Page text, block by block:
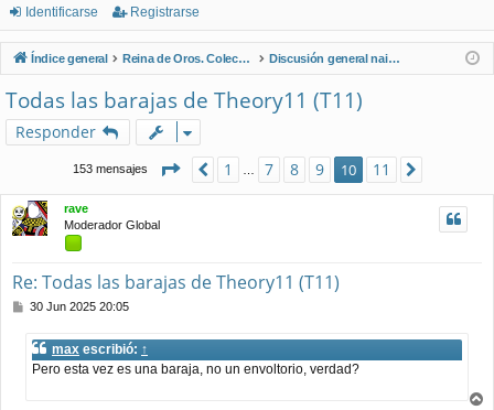
or
os
nt
ifi
ist
ra
Identificarse Registrarse
Índice general Reina de Oros. Coleccionistas de Naipes. Discusión general naipes
Todas las barajas de Theory11 (T11)
Responder
153 mensajes Página 10de 11
Anterior
1 7 8 9 10 11
rave
Moderador Global
Re: Todas las barajas de Theory11 (T11)
M
30 Jun 2025 20:05
max escribió: ↑
Pero esta vez es una baraja, no un envoltorio, verdad?